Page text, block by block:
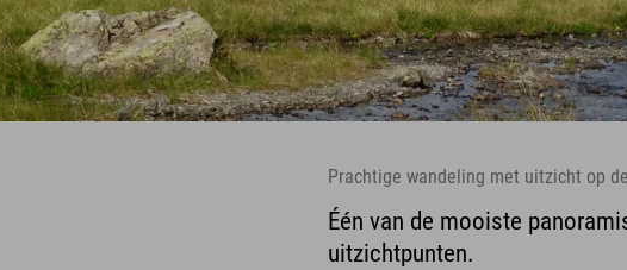
Prachtige wandeling met uitzicht op
Één van de mooiste
uitzichtpunten.